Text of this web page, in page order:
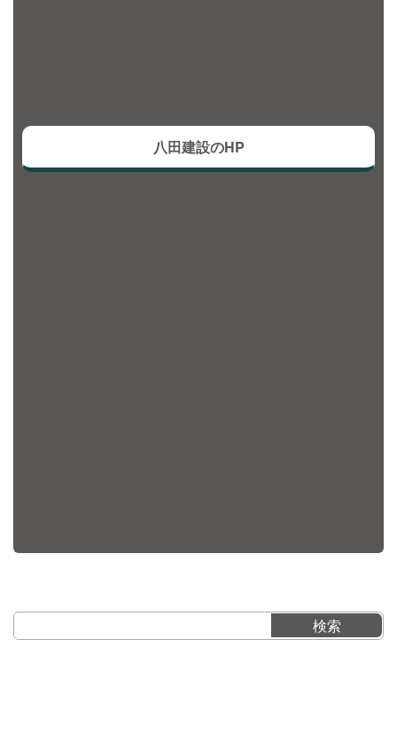
八田建設のHP